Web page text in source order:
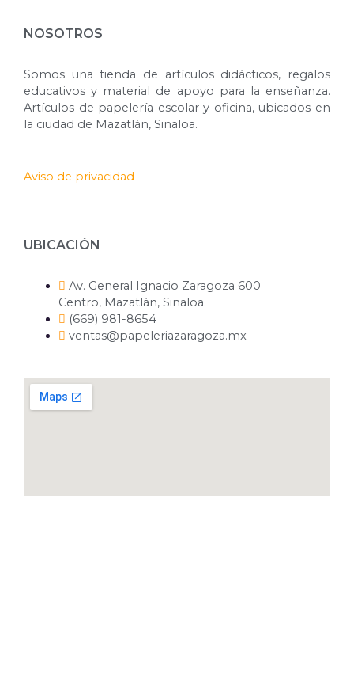
NOSOTROS
Somos una tienda de artículos didácticos, regalos
educativos y material de apoyo para la enseñanza.
Artículos de papelería escolar y oficina, ubicados en
la ciudad de Mazatlán, Sinaloa.
Aviso de privacidad
UBICACIÓN
Av. General Ignacio Zaragoza 600
Centro, Mazatlán, Sinaloa.
(669) 981-8654
ventas@papeleriazaragoza.mx